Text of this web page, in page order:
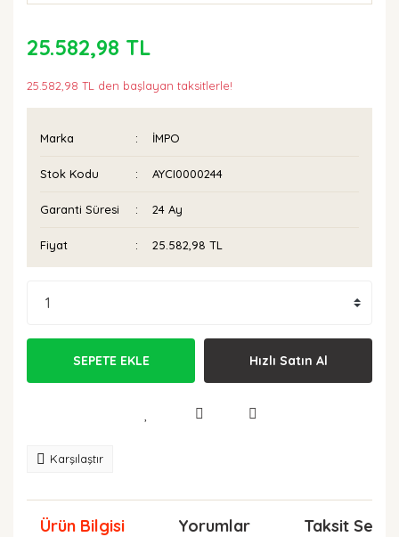
25.582,98 TL
25.582,98 TL den başlayan taksitlerle!
Marka İMPO
Stok Kodu AYCI0000244
Garanti Süresi 24 Ay
Fiyat 25.582,98 TL
SEPETE EKLE Hızlı Satın Al
Karşılaştır
Ürün Bilgisi Yorumlar Taksit